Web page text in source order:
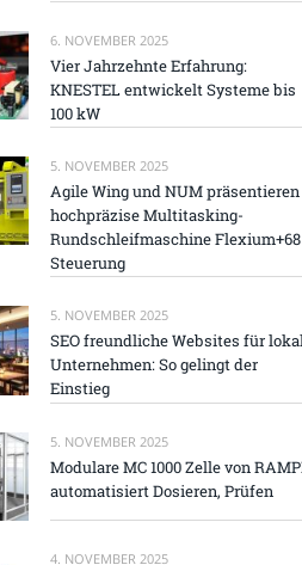
6. NOVEMBER 2025
Vier Jahrzehnte Erfahrung:
KNESTEL entwickelt Systeme bis
100 kW
5. NOVEMBER 2025
Agile Wing und NUM präsentieren
hochpräzise Multitasking-
Rundschleifmaschine Flexium+68
Steuerung
5. NOVEMBER 2025
SEO freundliche Websites für
Unternehmen: So gelingt der
Einstieg
5. NOVEMBER 2025
Modulare MC 1000 Zelle von
automatisiert Dosieren, Prüfen
4. NOVEMBER 2025